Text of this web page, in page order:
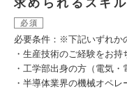
求められるスキ
必須
必要条件：※下記いずれか
・生産技術のご経験をお持
・工学部出身の方（電気・
・半導体業界の機械オペレ